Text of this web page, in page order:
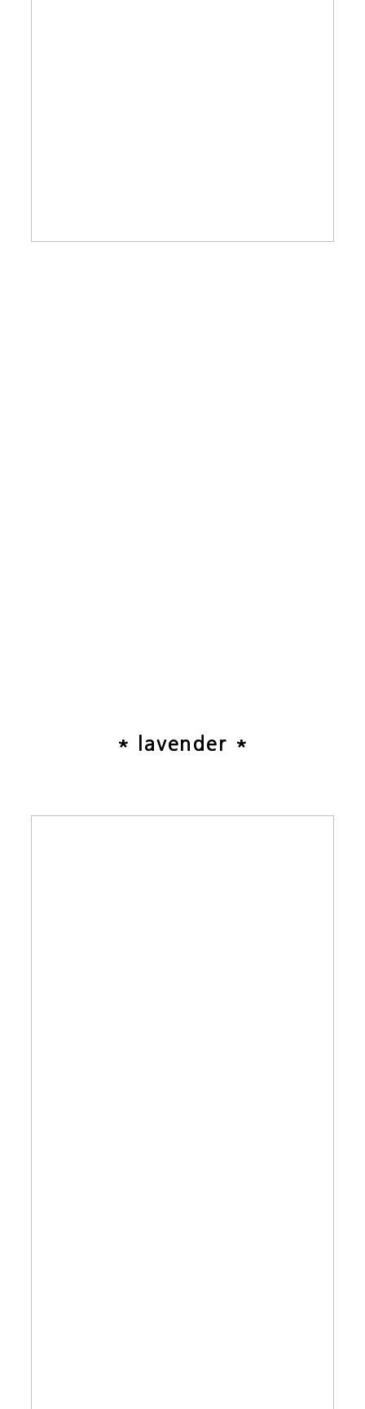
* lavender *